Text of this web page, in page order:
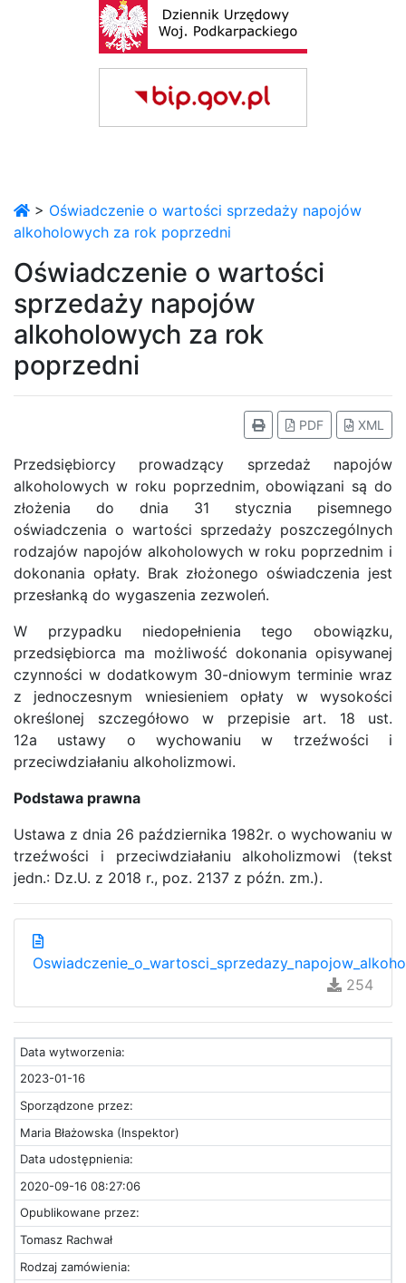
> Oświadczenie o wartości sprzedaży napojów
alkoholowych za rok poprzedni
Oświadczenie o wartości
sprzedaży napojów
alkoholowych za rok
poprzedni
PDF XML
Przedsiębiorcy prowadzący sprzedaż napojów
alkoholowych w roku poprzednim, obowiązani są do
złożenia do dnia 31 stycznia pisemnego
oświadczenia o wartości sprzedaży poszczególnych
rodzajów napojów alkoholowych w roku poprzednim i
dokonania opłaty. Brak złożonego oświadczenia jest
przesłanką do wygaszenia zezwoleń.
W przypadku niedopełnienia tego obowiązku,
przedsiębiorca ma możliwość dokonania opisywanej
czynności w dodatkowym 30-dniowym terminie wraz
z jednoczesnym wniesieniem opłaty w wysokości
określonej szczegółowo w przepisie art. 18 ust.
12a ustawy o wychowaniu w trzeźwości i
przeciwdziałaniu alkoholizmowi.
Podstawa prawna
Ustawa z dnia 26 października 1982r. o wychowaniu w
trzeźwości i przeciwdziałaniu alkoholizmowi (tekst
jedn.: Dz.U. z 2018 r., poz. 2137 z późn. zm.).
254
Data wytworzenia:
2023-01-16
Sporządzone przez:
Maria Błażowska (Inspektor)
Data udostępnienia:
2020-09-16 08:27:06
Opublikowane przez:
Tomasz Rachwał
Rodzaj zamówienia: